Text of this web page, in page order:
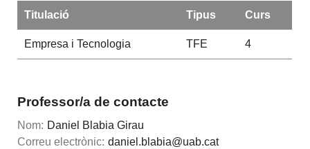
Titulació Tipus Curs
Empresa i Tecnologia TFE 4
Professor/a de contacte
Nom: Daniel Blabia Girau
Correu electrònic: daniel.blabia@uab.cat